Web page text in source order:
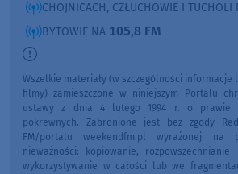
CHOJNICACH, CZŁUCHOWIE I TUCHOLI
BYTOWIE NA 105,8 FM
Wszelkie materiały (w szczególności informacje
filmy) zamieszczone w niniejszym Portalu
ustawy z dnia 4 lutego 1994 r. o prawie
pokrewnych. Zabronione jest bez zgody
FM/portalu weekendfm.pl wyrażonej na
nieważności: kopiowanie,
wykorzystywanie w całości lub we